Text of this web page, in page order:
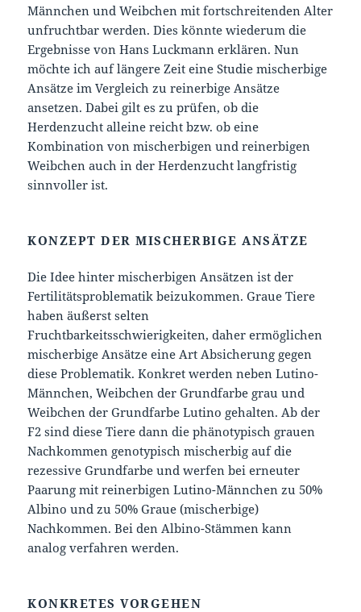
Männchen und Weibchen mit fortschreitenden Alter
unfruchtbar werden. Dies könnte wiederum die
Ergebnisse von Hans Luckmann erklären. Nun
möchte ich auf längere Zeit eine Studie mischerbige
Ansätze im Vergleich zu reinerbige Ansätze
ansetzen. Dabei gilt es zu prüfen, ob die
Herdenzucht alleine reicht bzw. ob eine
Kombination von mischerbigen und reinerbigen
Weibchen auch in der Herdenzucht langfristig
sinnvoller ist.
KONZEPT DER MISCHERBIGE ANSÄTZE
Die Idee hinter mischerbigen Ansätzen ist der
Fertilitätsproblematik beizukommen. Graue Tiere
haben äußerst selten
Fruchtbarkeitsschwierigkeiten, daher ermöglichen
mischerbige Ansätze eine Art Absicherung gegen
diese Problematik. Konkret werden neben Lutino-
Männchen, Weibchen der Grundfarbe grau und
Weibchen der Grundfarbe Lutino gehalten. Ab der
F2 sind diese Tiere dann die phänotypisch grauen
Nachkommen genotypisch mischerbig auf die
rezessive Grundfarbe und werfen bei erneuter
Paarung mit reinerbigen Lutino-Männchen zu 50%
Albino und zu 50% Graue (mischerbige)
Nachkommen. Bei den Albino-Stämmen kann
analog verfahren werden.
KONKRETES VORGEHEN